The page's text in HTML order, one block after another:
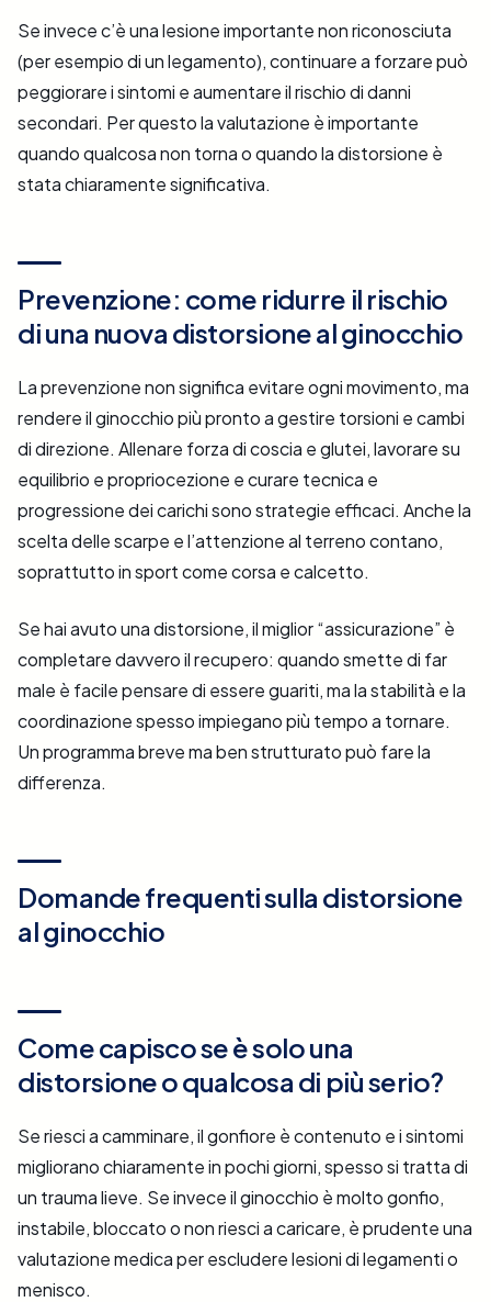
Se invece c’è una lesione importante non riconosciuta
(per esempio di un legamento), continuare a forzare può
peggiorare i sintomi e aumentare il rischio di danni
secondari. Per questo la valutazione è importante
quando qualcosa non torna o quando la distorsione è
stata chiaramente significativa.
Prevenzione: come ridurre il rischio
di una nuova distorsione al ginocchio
La prevenzione non significa evitare ogni movimento, ma
rendere il ginocchio più pronto a gestire torsioni e cambi
di direzione. Allenare forza di coscia e glutei, lavorare su
equilibrio e propriocezione e curare tecnica e
progressione dei carichi sono strategie efficaci. Anche la
scelta delle scarpe e l’attenzione al terreno contano,
soprattutto in sport come corsa e calcetto.
Se hai avuto una distorsione, il miglior “assicurazione” è
completare davvero il recupero: quando smette di far
male è facile pensare di essere guariti, ma la stabilità e la
coordinazione spesso impiegano più tempo a tornare.
Un programma breve ma ben strutturato può fare la
differenza.
Domande frequenti sulla distorsione
al ginocchio
Come capisco se è solo una
distorsione o qualcosa di più serio?
Se riesci a camminare, il gonfiore è contenuto e i sintomi
migliorano chiaramente in pochi giorni, spesso si tratta di
un trauma lieve. Se invece il ginocchio è molto gonfio,
instabile, bloccato o non riesci a caricare, è prudente una
valutazione medica per escludere lesioni di legamenti o
menisco.